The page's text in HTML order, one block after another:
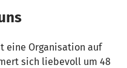
eine Organisation auf
sich liebevoll um 48